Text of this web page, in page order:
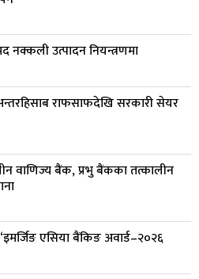
सभाको बैठक बुधबारका लागि
सिल खोलेर तेल निकाल्ने सात जना
कडा बनाउने ट्रम्पको नयाँ प्रयास, दुई
नक्कली उत्पादन नियन्त्रणमा
राफसाफदेखि सरकारी सेयर
वाणिज्य बैंक, प्रभु बैंकका तत्कालीन
एसिया बैंकिङ अवार्ड–२०२६